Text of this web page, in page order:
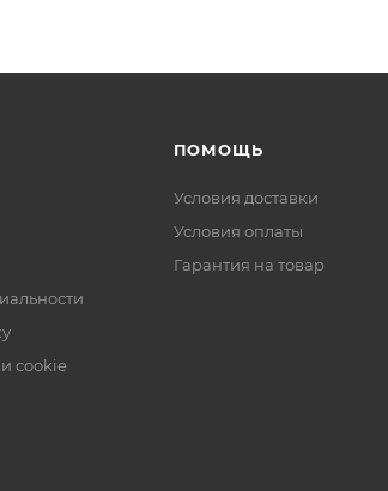
cookie
ПОМОЩЬ
Условия доставки
Условия оплаты
Гарантия на товар